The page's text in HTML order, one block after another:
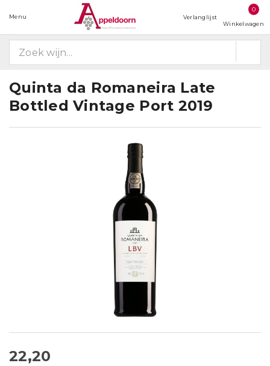
Menu Verlanglijst
0
Winkelwagen
Quinta da Romaneira Late
Bottled Vintage Port 2019
22,20